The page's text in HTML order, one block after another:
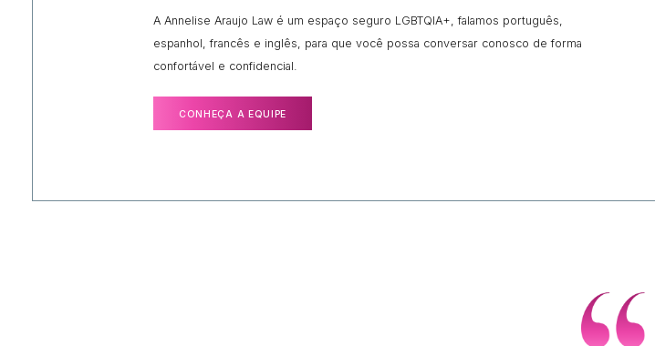
A Annelise Araujo Law é um espaço seguro LGBTQIA+, falamos português,
espanhol, francês e inglês, para que você possa conversar conosco de forma
confortável e confidencial.
CONHEÇA A EQUIPE